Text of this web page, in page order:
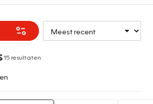
15 resultaten